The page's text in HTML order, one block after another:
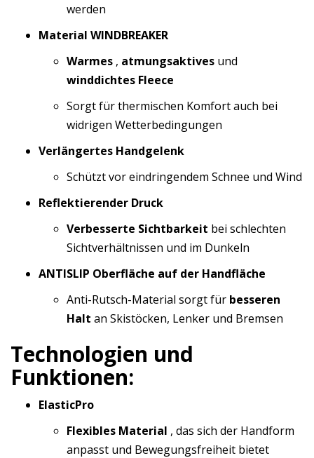
werden
Material WINDBREAKER
Warmes , atmungsaktives und
winddichtes Fleece
Sorgt für thermischen Komfort auch bei
widrigen Wetterbedingungen
Verlängertes Handgelenk
Schützt vor eindringendem Schnee und Wind
Reflektierender Druck
Verbesserte Sichtbarkeit bei schlechten
Sichtverhältnissen und im Dunkeln
ANTISLIP Oberfläche auf der Handfläche
Anti-Rutsch-Material sorgt für besseren
Halt an Skistöcken, Lenker und Bremsen
Technologien und
Funktionen:
ElasticPro
Flexibles Material , das sich der Handform
anpasst und Bewegungsfreiheit bietet